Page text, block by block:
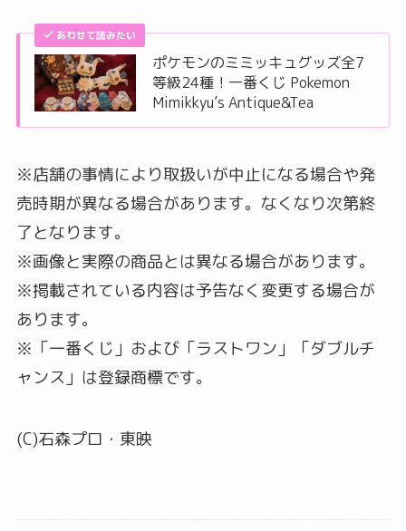
あわせて読みたい
ポケモンのミミッキュグッズ全7
等級24種！一番くじ Pokemon
Mimikkyu’s Antique&Tea
※店舗の事情により取扱いが中止になる場合や発
売時期が異なる場合があります。なくなり次第終
了となります。
※画像と実際の商品とは異なる場合があります。
※掲載されている内容は予告なく変更する場合が
あります。
※「一番くじ」および「ラストワン」「ダブルチ
ャンス」は登録商標です。
(C)石森プロ・東映